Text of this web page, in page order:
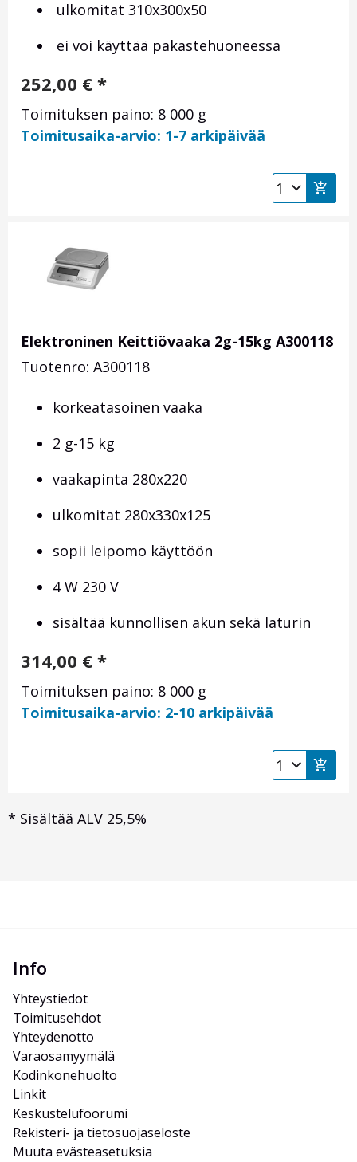
ulkomitat 310x300x50
ei voi käyttää pakastehuoneessa
252,00 € *
Toimituksen paino: 8 000 g
Toimitusaika-arvio: 1-7 arkipäivää
Elektroninen Keittiövaaka 2g-15kg A300118
Tuotenro: A300118
korkeatasoinen vaaka
2 g-15 kg
vaakapinta 280x220
ulkomitat 280x330x125
sopii leipomo käyttöön
4 W 230 V
sisältää kunnollisen akun sekä laturin
314,00 € *
Toimituksen paino: 8 000 g
Toimitusaika-arvio: 2-10 arkipäivää
* Sisältää ALV 25,5%
Info
Yhteystiedot
Toimitusehdot
Yhteydenotto
Varaosamyymälä
Kodinkonehuolto
Linkit
Keskustelufoorumi
Rekisteri- ja tietosuojaseloste
Muuta evästeasetuksia